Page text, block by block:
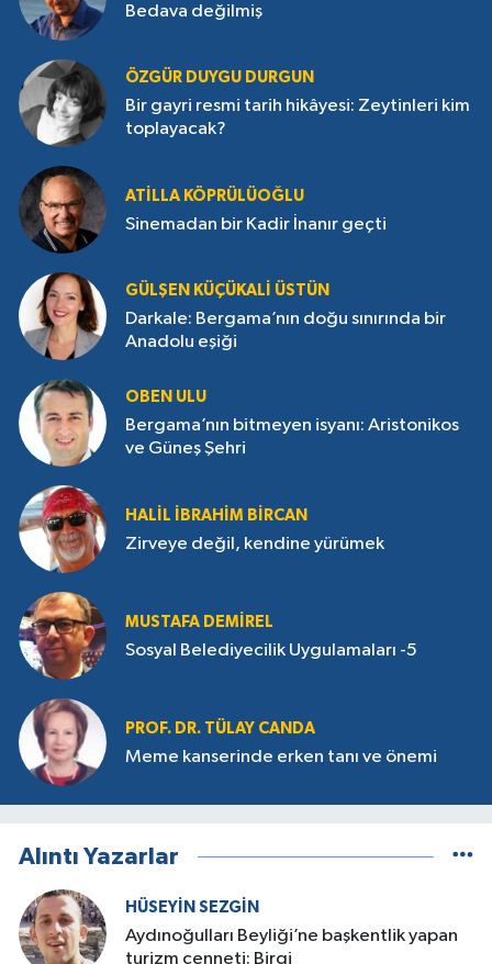
Bedava değilmiş
ÖZGÜR DUYGU DURGUN
Bir gayri resmi tarih hikâyesi: Zeytinleri kim
toplayacak?
ATILLA KÖPRÜLÜOĞLU
Sinemadan bir Kadir İnanır geçti
GÜLŞEN KÜÇÜKALI ÜSTÜN
Darkale: Bergama’nın doğu sınırında bir
Anadolu eşiği
OBEN ULU
Bergama’nın bitmeyen isyanı: Aristonikos
ve Güneş Şehri
HALIL İBRAHIM BIRCAN
Zirveye değil, kendine yürümek
MUSTAFA DEMIREL
Sosyal Belediyecilik Uygulamaları -5
PROF. DR. TÜLAY CANDA
Meme kanserinde erken tanı ve önemi
Alıntı Yazarlar
HÜSEYIN SEZGIN
Aydınoğulları Beyliği’ne başkentlik yapan
turizm cenneti: Birgi